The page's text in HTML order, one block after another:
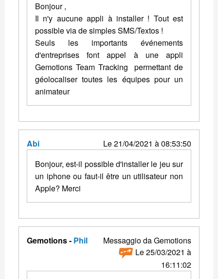
Bonjour ,
Il n'y aucune appli à installer ! Tout est
possible via de simples SMS/Textos !
Seuls les importants événements
d'entreprises font appel à une appli
Gemotions Team Tracking permettant de
géolocaliser toutes les équipes pour un
animateur
Abi
Le 21/04/2021 à 08:53:50
Bonjour, est-il possible d'installer le jeu sur
un iphone ou faut-il être un utilisateur non
Apple? Merci
Gemotions - Phil
Messaggio da Gemotions
Le 25/03/2021 à
16:11:02